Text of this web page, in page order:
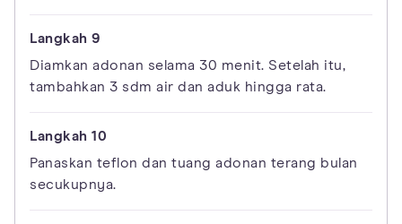
Diamkan adonan selama 30 menit. Setelah itu,
tambahkan 3 sdm air dan aduk hingga rata.
Panaskan teflon dan tuang adonan terang bulan
secukupnya.